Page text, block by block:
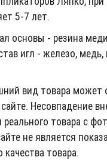
5-7 лет.
основы - резина
игл - железо, медь,
вид товара может
Несовпадение
товара с
не является
товара.